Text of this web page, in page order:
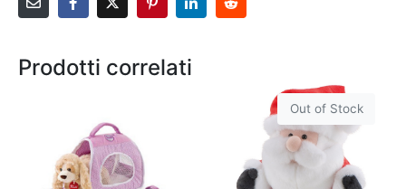
Prodotti correlati
Out of Stock